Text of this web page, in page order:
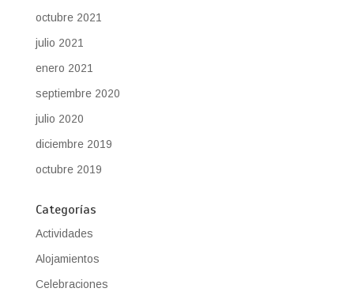
octubre 2021
julio 2021
enero 2021
septiembre 2020
julio 2020
diciembre 2019
octubre 2019
Categorías
Actividades
Alojamientos
Celebraciones